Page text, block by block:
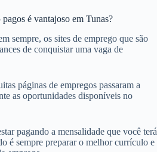
é vantajoso em Tunas?
sempre, os sites de emprego que são
de conquistar uma vaga de
páginas de empregos passaram a
as oportunidades disponíveis no
pagando a mensalidade que você terá
é sempre preparar o melhor currículo e